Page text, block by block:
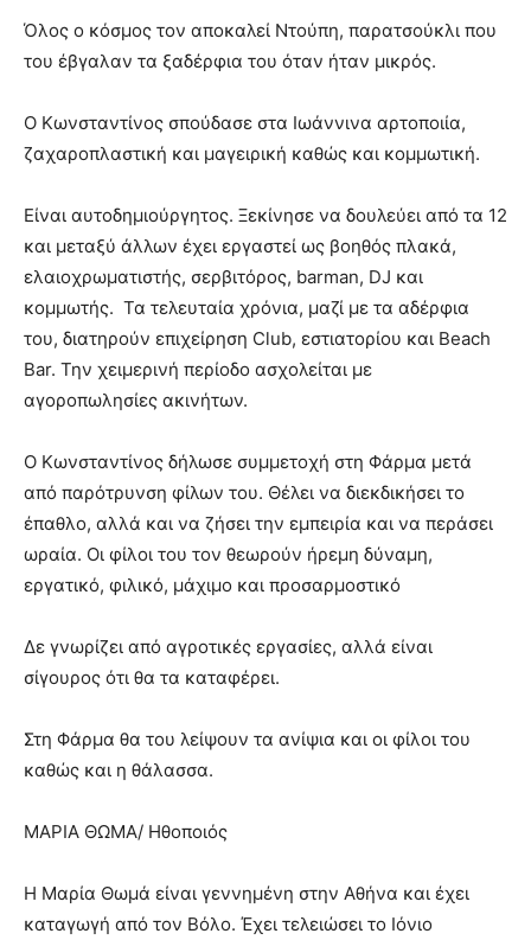
Όλος ο κόσμος τον αποκαλεί Ντούπη, παρατσούκλι που
του έβγαλαν τα ξαδέρφια του όταν ήταν μικρός.
Ο Κωνσταντίνος σπούδασε στα Ιωάννινα αρτοποιία,
ζαχαροπλαστική και μαγειρική καθώς και κομμωτική.
Είναι αυτοδημιούργητος. Ξεκίνησε να δουλεύει από τα 12
και μεταξύ άλλων έχει εργαστεί ως βοηθός πλακά,
ελαιοχρωματιστής, σερβιτόρος, barman, DJ και
κομμωτής. Τα τελευταία χρόνια, μαζί με τα αδέρφια
του, διατηρούν επιχείρηση Club, εστιατορίου και Beach
Bar. Την χειμερινή περίοδο ασχολείται με
αγοροπωλησίες ακινήτων.
Ο Κωνσταντίνος δήλωσε συμμετοχή στη Φάρμα μετά
από παρότρυνση φίλων του. Θέλει να διεκδικήσει το
έπαθλο, αλλά και να ζήσει την εμπειρία και να περάσει
ωραία. Οι φίλοι του τον θεωρούν ήρεμη δύναμη,
εργατικό, φιλικό, μάχιμο και προσαρμοστικό
Δε γνωρίζει από αγροτικές εργασίες, αλλά είναι
σίγουρος ότι θα τα καταφέρει.
Στη Φάρμα θα του λείψουν τα ανίψια και οι φίλοι του
καθώς και η θάλασσα.
ΜΑΡΙΑ ΘΩΜΑ/ Ηθοποιός
Η Μαρία Θωμά είναι γεννημένη στην Αθήνα και έχει
καταγωγή από τον Βόλο. Έχει τελειώσει το Ιόνιο